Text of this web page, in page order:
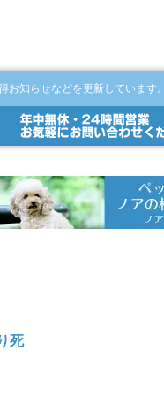
お知らせなどを更新しています
死